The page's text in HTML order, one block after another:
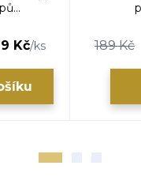
Kč/ks 189 Kč